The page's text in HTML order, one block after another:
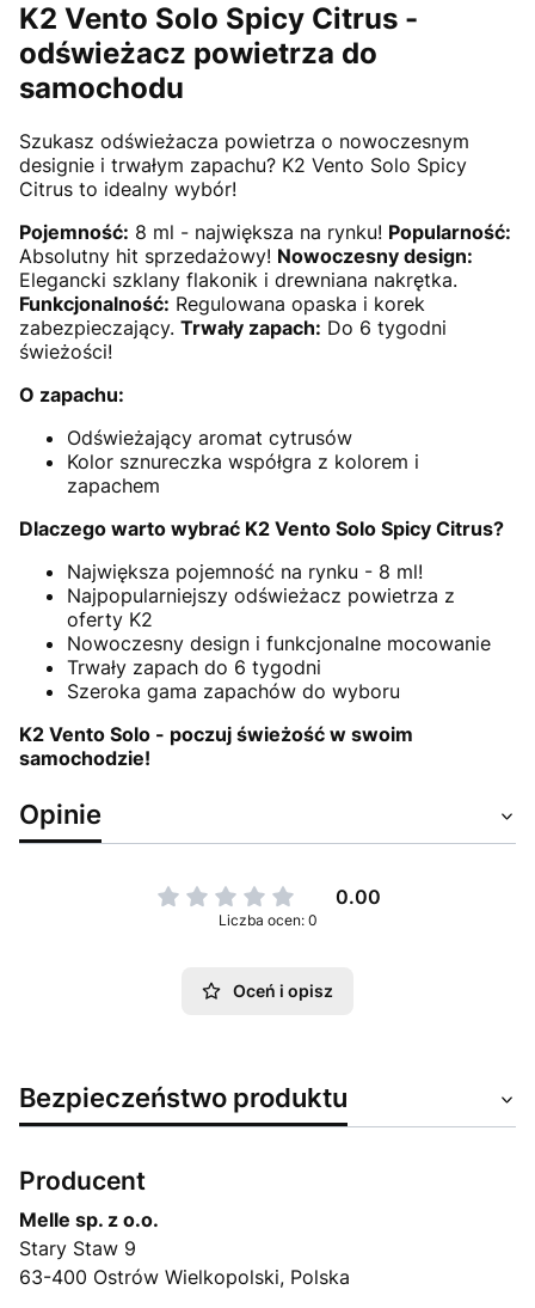
K2 Vento Solo Spicy Citrus -
odświeżacz powietrza do
samochodu
Szukasz odświeżacza powietrza o nowoczesnym
designie i trwałym zapachu? K2 Vento Solo Spicy
Citrus to idealny wybór!
Pojemność: 8 ml - największa na rynku! Popularność:
Absolutny hit sprzedażowy! Nowoczesny design:
Elegancki szklany flakonik i drewniana nakrętka.
Funkcjonalność: Regulowana opaska i korek
zabezpieczający. Trwały zapach: Do 6 tygodni
świeżości!
O zapachu:
Odświeżający aromat cytrusów
Kolor sznureczka współgra z kolorem i
zapachem
Dlaczego warto wybrać K2 Vento Solo Spicy Citrus?
Największa pojemność na rynku - 8 ml!
Najpopularniejszy odświeżacz powietrza z
oferty K2
Nowoczesny design i funkcjonalne mocowanie
Trwały zapach do 6 tygodni
Szeroka gama zapachów do wyboru
K2 Vento Solo - poczuj świeżość w swoim
samochodzie!
Opinie
0.00
Liczba ocen: 0
Oceń i opisz
Bezpieczeństwo produktu
Producent
Melle sp. z o.o.
Stary Staw 9
63-400 Ostrów Wielkopolski, Polska